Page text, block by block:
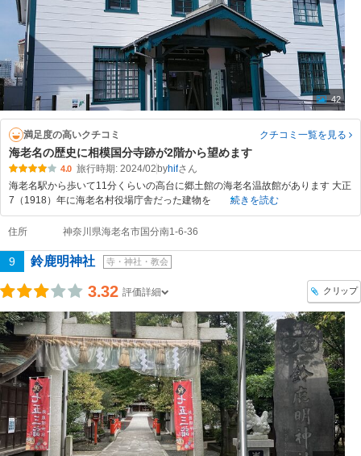
42
満足度の高いクチコミ クチコミ一覧を見る
海老名の歴史に相模国分寺跡が2階から望めます
4.0 旅行時期: 2024/02 byhif
海老名駅から歩いて11分くらいの高台に郷土館の海老名温故館があります 大正
7（1918）年に海老名村役場庁舎だった建物を
続きを読む
住所 神奈川県海老名市国分南1-6-36
9 鈴鹿明神社 寺・神社・教会
3.32 評価詳細 クリップ